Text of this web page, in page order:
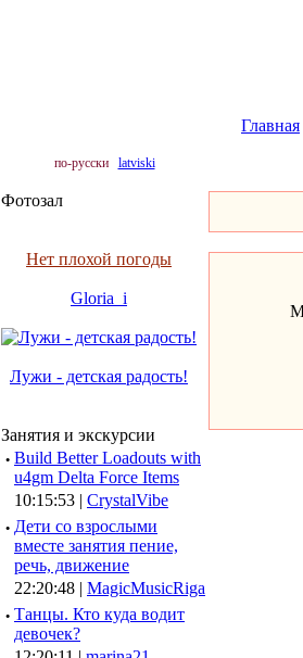
Главная
по-русски latviski
Фотозал
Нет плохой погоды
Gloria_i
Лужи - детская радость!
Занятия и экскурсии
· Build Better Loadouts with
u4gm Delta Force Items
10:15:53 | CrystalVibe
· Дети со взрослыми
вместе занятия пение,
речь, движение
22:20:48 | MagicMusicRiga
· Танцы. Кто куда водит
девочек?